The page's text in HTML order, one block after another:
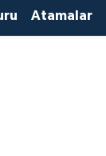
Atamalar